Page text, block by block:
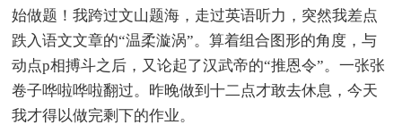
始做题！我跨过文山题海，走过英语听力，突然我差点
跌入语文文章的“温柔漩涡”。算着组合图形的角度，与
动点p相搏斗之后，又论起了汉武帝的“推恩令”。一张张
卷子哗啦哗啦翻过。昨晚做到十二点才敢去休息，今天
我才得以做完剩下的作业。